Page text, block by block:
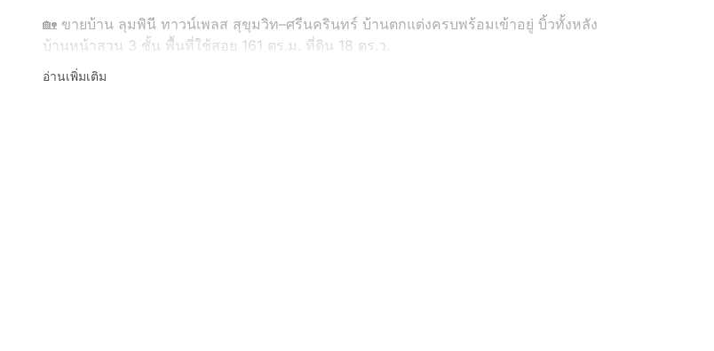
🏡 ขายบ้าน ลุมพินี ทาวน์เพลส สุขุมวิท–ศรีนครินทร์ บ้านตกแต่งครบพร้อมเข้าอยู่ บิ้วทั้งหลัง
บ้านหน้าสวน 3 ชั้น พื้นที่ใช้สอย 161 ตร.ม. ที่ดิน 18 ตร.ว.
✅ จอดรถ 2 คัน
อ่านเพิ่มเติม